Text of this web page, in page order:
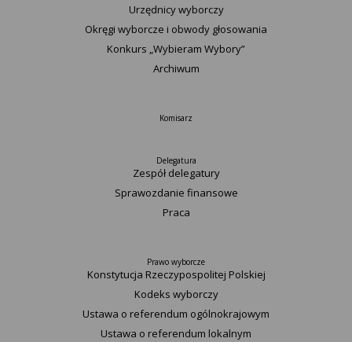
Urzędnicy wyborczy
Okręgi wyborcze i obwody głosowania
Konkurs „Wybieram Wybory”
Archiwum
Komisarz
Delegatura
Zespół delegatury
Sprawozdanie finansowe
Praca
Prawo wyborcze
Konstytucja Rzeczypospolitej Polskiej​
Kodeks wyborczy
Ustawa o referendum ogólnokrajowym
Ustawa o referendum lokalnym